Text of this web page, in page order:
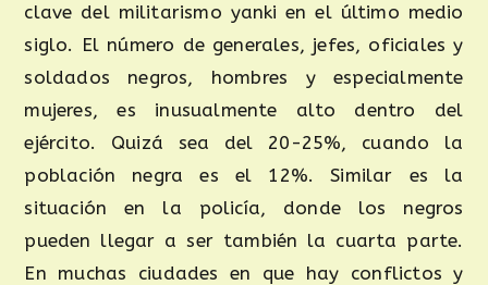
clave del militarismo yanki en el último medio
siglo. El número de generales, jefes, oficiales y
soldados negros, hombres y especialmente
mujeres, es inusualmente alto dentro del
ejército. Quizá sea del 20-25%, cuando la
población negra es el 12%. Similar es la
situación en la policía, donde los negros
pueden llegar a ser también la cuarta parte.
En muchas ciudades en que hay conflictos y